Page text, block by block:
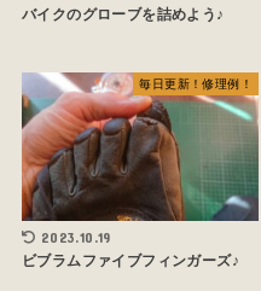
バイクのグローブを詰めよう♪
毎日更新！修理例！
2023.10.19
ビブラムファイブフィンガーズ♪